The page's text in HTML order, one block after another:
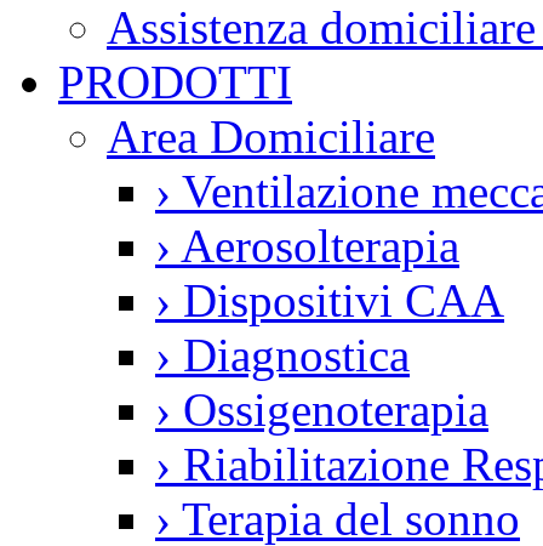
Assistenza
PRODOTTI
Area Domiciliare
› Ventilazione
› Aerosolterapia
› Dispositivi CAA
› Diagnostica
› Ossigenoterapia
› Riabilitazione
› Terapia del sonno